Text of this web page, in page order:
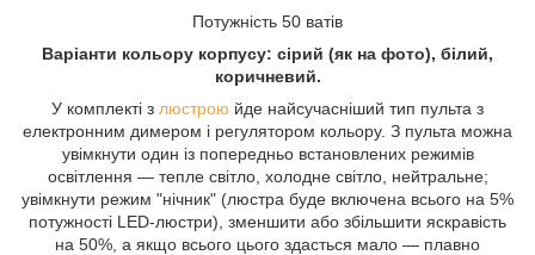
Потужність 50 ватів
Варіанти кольору корпусу: сірий (як на фото), білий,
коричневий.
У комплекті з люстрою йде найсучасніший тип пульта з
електронним димером і регулятором кольору. З пульта можна
увімкнути один із попередньо встановлених режимів
освітлення — тепле світло, холодне світло, нейтральне;
увімкнути режим "нічник" (люстра буде включена всього на 5%
потужності LED-люстри), зменшити або збільшити яскравість
на 50%, а якщо всього цього здасться мало — плавно